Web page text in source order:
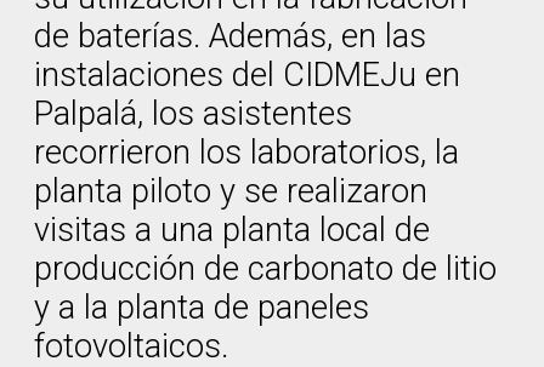
de baterías. Además, en las
instalaciones del CIDMEJu en
Palpalá, los asistentes
recorrieron los laboratorios, la
planta piloto y se realizaron
visitas a una planta local de
producción de carbonato de litio
y a la planta de paneles
fotovoltaicos.